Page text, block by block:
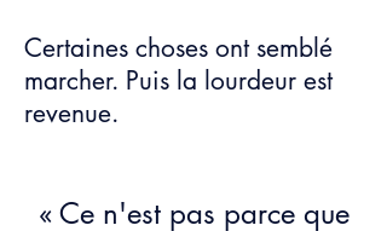
Certaines choses ont semblé
marcher. Puis la lourdeur est
revenue.
« Ce n'est pas parce que